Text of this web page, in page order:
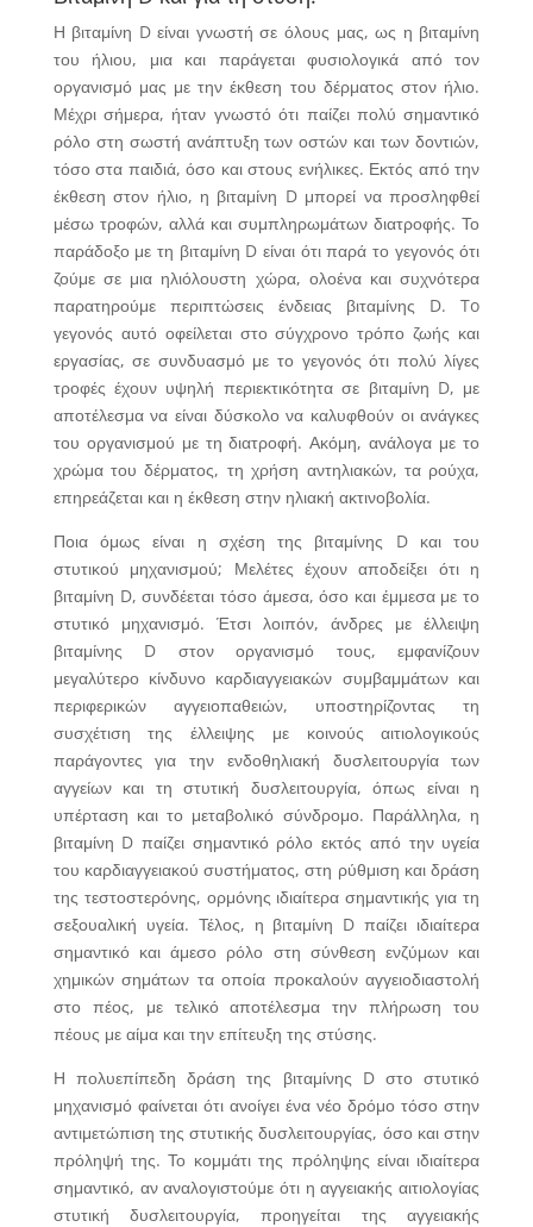
Η βιταμίνη D είναι γνωστή σε όλους μας, ως η βιταμίνη
του ήλιου, μια και παράγεται φυσιολογικά από τον
οργανισμό μας με την έκθεση του δέρματος στον ήλιο.
Μέχρι σήμερα, ήταν γνωστό ότι παίζει πολύ σημαντικό
ρόλο στη σωστή ανάπτυξη των οστών και των δοντιών,
τόσο στα παιδιά, όσο και στους ενήλικες. Εκτός από την
έκθεση στον ήλιο, η βιταμίνη D μπορεί να προσληφθεί
μέσω τροφών, αλλά και συμπληρωμάτων διατροφής. Το
παράδοξο με τη βιταμίνη D είναι ότι παρά το γεγονός ότι
ζούμε σε μια ηλιόλουστη χώρα, ολοένα και συχνότερα
παρατηρούμε περιπτώσεις ένδειας βιταμίνης D. To
γεγονός αυτό οφείλεται στο σύγχρονο τρόπο ζωής και
εργασίας, σε συνδυασμό με το γεγονός ότι πολύ λίγες
τροφές έχουν υψηλή περιεκτικότητα σε βιταμίνη D, με
αποτέλεσμα να είναι δύσκολο να καλυφθούν οι ανάγκες
του οργανισμού με τη διατροφή. Ακόμη, ανάλογα με το
χρώμα του δέρματος, τη χρήση αντηλιακών, τα ρούχα,
επηρεάζεται και η έκθεση στην ηλιακή ακτινοβολία.
Ποια όμως είναι η σχέση της βιταμίνης D και του
στυτικού μηχανισμού; Μελέτες έχουν αποδείξει ότι η
βιταμίνη D, συνδέεται τόσο άμεσα, όσο και έμμεσα με το
στυτικό μηχανισμό. Έτσι λοιπόν, άνδρες με έλλειψη
βιταμίνης D στον οργανισμό τους, εμφανίζουν
μεγαλύτερο κίνδυνο καρδιαγγειακών συμβαμμάτων και
περιφερικών αγγειοπαθειών, υποστηρίζοντας τη
συσχέτιση της έλλειψης με κοινούς αιτιολογικούς
παράγοντες για την ενδοθηλιακή δυσλειτουργία των
αγγείων και τη στυτική δυσλειτουργία, όπως είναι η
υπέρταση και το μεταβολικό σύνδρομο. Παράλληλα, η
βιταμίνη D παίζει σημαντικό ρόλο εκτός από την υγεία
του καρδιαγγειακού συστήματος, στη ρύθμιση και δράση
της τεστοστερόνης, ορμόνης ιδιαίτερα σημαντικής για τη
σεξουαλική υγεία. Τέλος, η βιταμίνη D παίζει ιδιαίτερα
σημαντικό και άμεσο ρόλο στη σύνθεση ενζύμων και
χημικών σημάτων τα οποία προκαλούν αγγειοδιαστολή
στο πέος, με τελικό αποτέλεσμα την πλήρωση του
πέους με αίμα και την επίτευξη της στύσης.
Η πολυεπίπεδη δράση της βιταμίνης D στο στυτικό
μηχανισμό φαίνεται ότι ανοίγει ένα νέο δρόμο τόσο στην
αντιμετώπιση της στυτικής δυσλειτουργίας, όσο και στην
πρόληψή της. Το κομμάτι της πρόληψης είναι ιδιαίτερα
σημαντικό, αν αναλογιστούμε ότι η αγγειακής αιτιολογίας
στυτική δυσλειτουργία, προηγείται της αγγειακής